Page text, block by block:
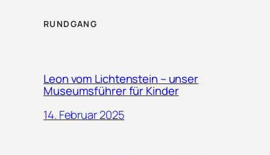
RUNDGANG
Leon vom Lichtenstein – unser
Museumsführer für Kinder
14. Februar 2025